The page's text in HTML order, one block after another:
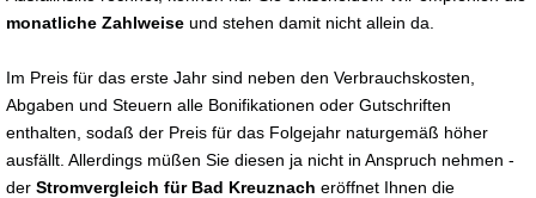
monatliche Zahlweise und stehen damit nicht allein da.
Im Preis für das erste Jahr sind neben den Verbrauchskosten,
Abgaben und Steuern alle Bonifikationen oder Gutschriften
enthalten, sodaß der Preis für das Folgejahr naturgemäß höher
ausfällt. Allerdings müßen Sie diesen ja nicht in Anspruch nehmen -
der Stromvergleich für Bad Kreuznach eröffnet Ihnen die